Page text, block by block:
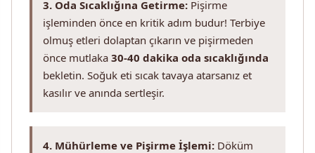
3. Oda Sıcaklığına Getirme: Pişirme
işleminden önce en kritik adım budur! Terbiye
olmuş etleri dolaptan çıkarın ve pişirmeden
önce mutlaka 30-40 dakika oda sıcaklığında
bekletin. Soğuk eti sıcak tavaya atarsanız et
kasılır ve anında sertleşir.
4. Mühürleme ve Pişirme İşlemi: Döküm